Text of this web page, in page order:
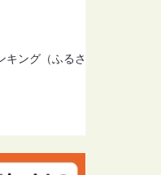
ング（ふるさと